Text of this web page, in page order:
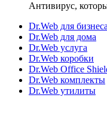
Антивирус,
Dr.Web для бизнеса
Dr.Web для дома
Dr.Web услуга
Dr.Web коробки
Dr.Web Office
Dr.Web комплекты
Dr.Web утилиты